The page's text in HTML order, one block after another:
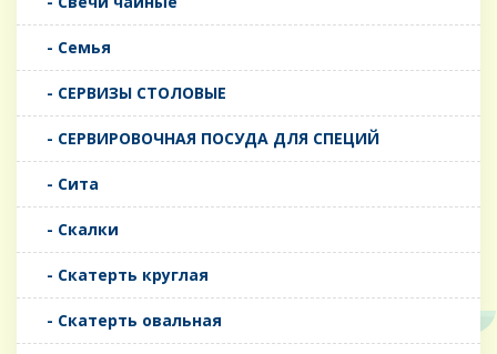
- Семья
- СЕРВИЗЫ СТОЛОВЫЕ
- СЕРВИРОВОЧНАЯ ПОСУДА ДЛЯ СПЕЦИЙ
- Сита
- Скалки
- Скатерть круглая
- Скатерть овальная